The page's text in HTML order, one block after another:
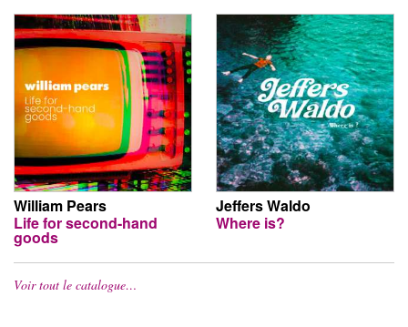
William Pears
Life for second-hand
goods
Jeffers Waldo
Where is?
Voir tout le catalogue…